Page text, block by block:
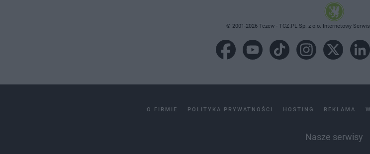
© 2001-2026 Tczew - TCZ.PL Sp. z o.o. Internetowy
O FIRMIE POLITYKA PRYWATNOŚCI HOSTING REKLAMA
Nasze serwisy